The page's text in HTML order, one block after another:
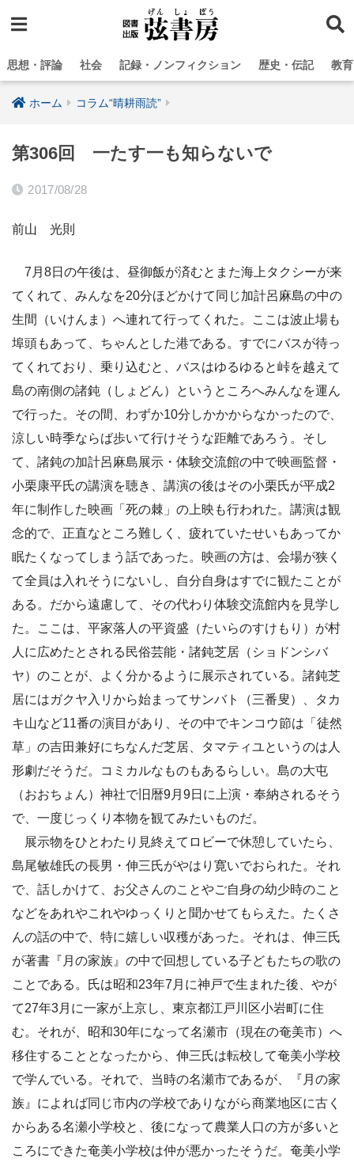
思想・評論 社会 記録・ノンフィクション 歴史・伝記 教
ホーム コラム“晴耕雨読”
第306回 一たす一も知らないで
2017/08/28
前山 光則
7月8日の午後は、昼御飯が済むとまた海上タクシーが来
てくれて、みんなを20分ほどかけて同じ加計呂麻島の中の
生間（いけんま）へ連れて行ってくれた。ここは波止場も
埠頭もあって、ちゃんとした港である。すでにバスが待っ
てくれており、乗り込むと、バスはゆるゆると峠を越えて
島の南側の諸鈍（しょどん）というところへみんなを運ん
で行った。その間、わずか10分しかかからなかったので、
涼しい時季ならば歩いて行けそうな距離であろう。そし
て、諸鈍の加計呂麻島展示・体験交流館の中で映画監督・
小栗康平氏の講演を聴き、講演の後はその小栗氏が平成2
年に制作した映画「死の棘」の上映も行われた。講演は観
念的で、正直なところ難しく、疲れていたせいもあってか
眠たくなってしまう話であった。映画の方は、会場が狭く
て全員は入れそうにないし、自分自身はすでに観たことが
ある。だから遠慮して、その代わり体験交流館内を見学し
た。ここは、平家落人の平資盛（たいらのすけもり）が村
人に広めたとされる民俗芸能・諸鈍芝居（ショドンシバ
ヤ）のことが、よく分かるように展示されている。諸鈍芝
居にはガクヤ入リから始まってサンバト（三番叟）、タカ
キ山など11番の演目があり、その中でキンコウ節は「徒然
草」の吉田兼好にちなんだ芝居、タマティユというのは人
形劇だそうだ。コミカルなものもあるらしい。島の大屯
（おおちょん）神社で旧暦9月9日に上演・奉納されるそう
で、一度じっくり本物を観てみたいものだ。
展示物をひとわたり見終えてロビーで休憩していたら、
島尾敏雄氏の長男・伸三氏がやはり寛いでおられた。それ
で、話しかけて、お父さんのことやご自身の幼少時のこと
などをあれやこれやゆっくりと聞かせてもらえた。たくさ
んの話の中で、特に嬉しい収穫があった。それは、伸三氏
が著書『月の家族』の中で回想している子どもたちの歌の
ことである。氏は昭和23年7月に神戸で生まれた後、やが
て27年3月に一家が上京し、東京都江戸川区小岩町に住
む。それが、昭和30年になって名瀬市（現在の奄美市）へ
移住することとなったから、伸三氏は転校して奄美小学校
で学んでいる。それで、当時の名瀬市であるが、『月の家
族』によれば同じ市内の学校でありながら商業地区に古く
からある名瀬小学校と、後になって農業人口の方が多いと
ころにできた奄美小学校は仲が悪かったそうだ。奄美小学